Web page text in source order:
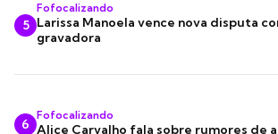
5
Fofocalizando
Larissa Manoela vence nova disputa
gravadora
6
Fofocalizando
Alice Carvalho fala sobre rumores de